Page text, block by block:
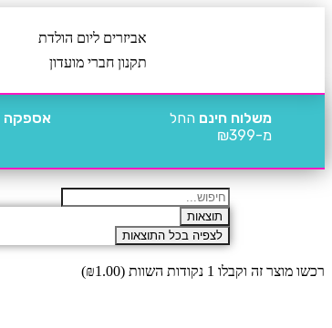
אביזרים ליום הולדת
תקנון חברי מועדון
משלוח חינם החל
מ-₪399
אספקה
תוצאות
לצפיה בכל התוצאות
רכשו מוצר זה וקבלו 1 נקודות השוות ( ₪1.00
)